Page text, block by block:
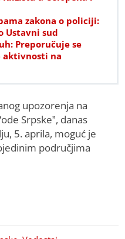
zakona o policiji:
Ustavni sud
Preporučuje se
aktivnosti na
upozorenja na
Srpske”, danas
5. aprila, moguć je
područjima